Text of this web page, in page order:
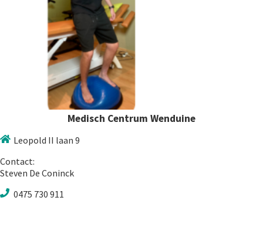
Medisch Centrum Wenduine
Leopold II laan 9
Contact:
Steven De Coninck
0475 730 911